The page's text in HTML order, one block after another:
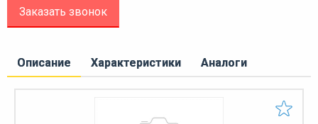
Заказать звонок
Описание Характеристики Аналоги